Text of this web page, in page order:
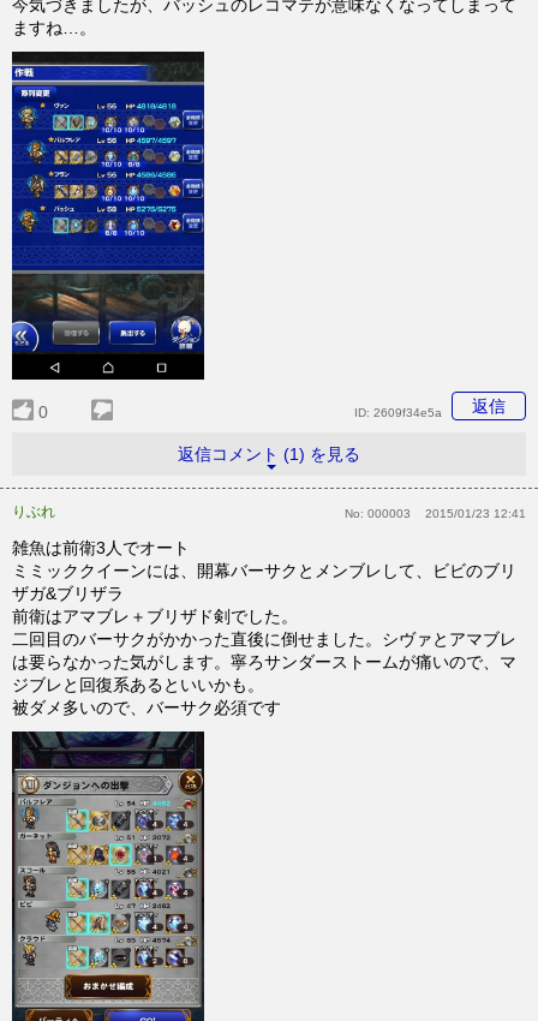
今気づきましたが、バッシュのレコマテが意味なくなってしまって
ますね…。
0 返信
ID: 2609f34e5a
返信コメント (1) を見る
りぶれ No: 000003 2015/01/23 12:41
雑魚は前衛3人でオート
ミミッククイーンには、開幕バーサクとメンブレして、ビビのブリ
ザガ&ブリザラ
前衛はアマブレ＋ブリザド剣でした。
二回目のバーサクがかかった直後に倒せました。シヴァとアマブレ
は要らなかった気がします。寧ろサンダーストームが痛いので、マ
ジブレと回復系あるといいかも。
被ダメ多いので、バーサク必須です